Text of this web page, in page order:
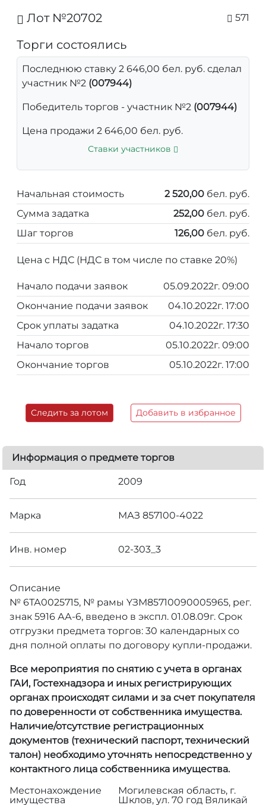
Лот №20702 571
Торги состоялись
Последнюю ставку 2 646,00 бел. руб. сделал
участник №2 (007944)
Победитель торгов - участник №2 (007944)
Цена продажи 2 646,00 бел. руб.
Ставки участников
Начальная стоимость 2 520,00 бел. руб.
Сумма задатка
252,00 бел. руб.
Шаг торгов
126,00 бел. руб.
Цена с НДС (НДС в том числе по ставке 20%)
Начало подачи заявок
05.09.2022г. 09:00
Окончание подачи заявок
04.10.2022г. 17:00
Срок уплаты задатка
04.10.2022г. 17:30
Начало торгов
05.10.2022г. 09:00
Окончание торгов
05.10.2022г. 17:00
Следить за лотом Добавить в избранное
Информация о предмете торгов
Год 2009
Марка МАЗ 857100-4022
Инв. номер 02-303_3
Описание
№ 6ТА0025715, № рамы YЗМ85710090005965, рег.
знак 5916 АА-6, введено в экспл. 01.08.09г. Срок
отгрузки предмета торгов: 30 календарных со
дня полной оплаты по договору купли-продажи.
Все мероприятия по снятию с учета в органах
ГАИ, Гостехнадзора и иных регистрирующих
органах происходят силами и за счет покупателя
по доверенности от собственника имущества.
Наличие/отсутствие регистрационных
документов (технический паспорт, технический
талон) необходимо уточнять непосредственно у
контактного лица собственника имущества.
Местонахождение
имущества
Могилевская область, г.
Шклов, ул. 70 год Вяликай